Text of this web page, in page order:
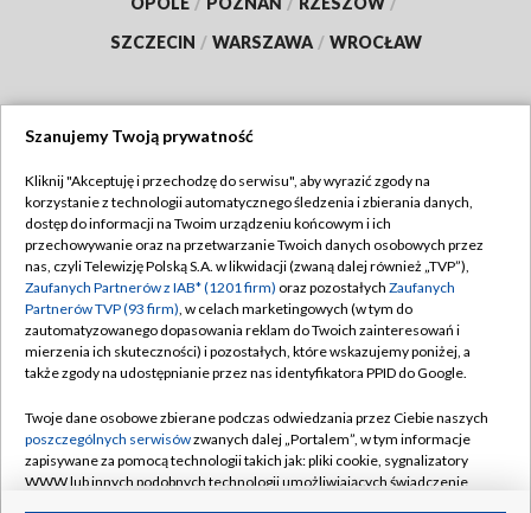
SZCZECIN / WARSZAWA / WROCŁAW
TVP
Abonament TVP
Emisja w TVP
Centrum informacji TVP
Naziemna Telewizja Cyfrowa
Rada Programowa
System NOS
Regulamin TVP
Polityka prywatności
Moje zgody
Pomoc
Kontakt
Szanujemy Twoją prywatność
Kliknij "Akceptuję i przechodzę do serwisu", aby wyrazić zgody na
korzystanie z technologii automatycznego śledzenia i zbierania danych,
dostęp do informacji na Twoim urządzeniu końcowym i ich
przechowywanie oraz na przetwarzanie Twoich danych osobowych przez
nas, czyli Telewizję Polską S.A. w likwidacji (zwaną dalej również „TVP”),
Zaufanych Partnerów z IAB* (1201 firm) oraz pozostałych Zaufanych
Partnerów TVP (93 firm), w celach marketingowych (w tym do
zautomatyzowanego dopasowania reklam do Twoich zainteresowań i
mierzenia ich skuteczności) i pozostałych, które wskazujemy poniżej, a
także zgody na udostępnianie przez nas identyfikatora PPID do Google.
Twoje dane osobowe zbierane podczas odwiedzania przez Ciebie naszych
poszczególnych serwisówzwanych dalej „Portalem”, w tym informacje
zapisywane za pomocą technologii takich jak: pliki cookie, sygnalizatory
WWW lub innych podobnych technologii umożliwiających świadczenie